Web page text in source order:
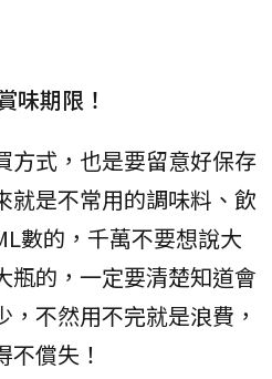
味期限！
方式，也是要留意好保存
就是不常用的調味料、飲
數的，千萬不要想說大
瓶的，一定要清楚知道會
不然用不完就是浪費，
償失！